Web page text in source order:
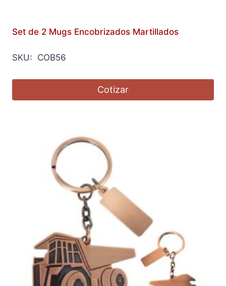
Set de 2 Mugs Encobrizados Martillados
SKU: COB56
Cotizar